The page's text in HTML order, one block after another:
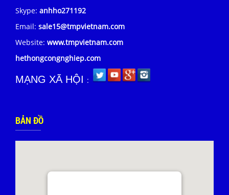
Skype: anhho271192
Email: sale15@tmpvietnam.com
Website: www.tmpvietnam.com
hethongcongnghiep.com
MẠNG XÃ HỘI :
BẢN ĐỒ